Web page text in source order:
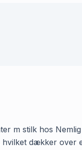
m stilk hos
hvilket dækker over